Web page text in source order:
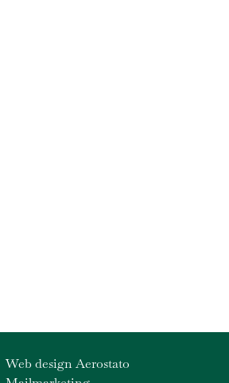
Web design Aerostato